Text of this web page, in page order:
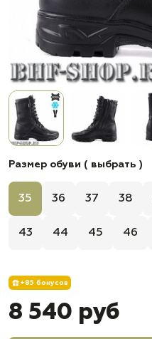
Размер обуви ( выбрать )
35 36 37 38
43 44 45 46
+85 бонусов
8 540 руб